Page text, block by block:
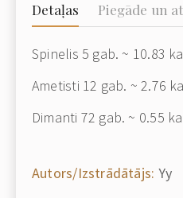
Detaļas Piegāde un
Spinelis 5 gab. ~ 10.83
Ametisti 12 gab. ~ 2.76
Dimanti 72 gab. ~ 0.55
Autors/Izstrādātājs: Yy